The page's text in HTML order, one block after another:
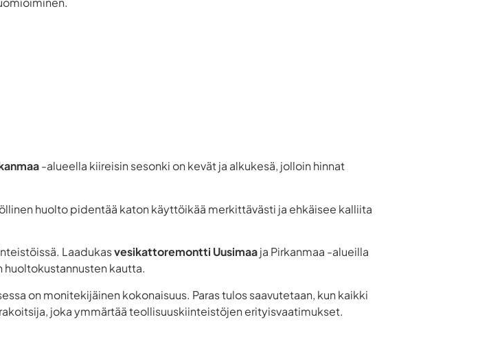
-alueella kiireisin sesonki on kevät ja alkukesä, jolloin hinnat
huolto pidentää katon käyttöikää merkittävästi ja ehkäisee kalliita
Laadukasvesikattoremontti Uusimaaja Pirkanmaa -alueilla
huoltokustannusten kautta.
on monitekijäinen kokonaisuus. Paras tulos saavutetaan, kun kaikki
joka ymmärtää teollisuuskiinteistöjen erityisvaatimukset.